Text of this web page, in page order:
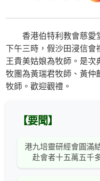
香港伯特利教會慈愛堂
下午三時，假沙田浸信
王貴美姑娘為牧師。是
牧團為黃瑞君牧師、黃仲
牧師。歡迎觀禮。
【要聞】
港九培靈研經會圓滿
赴會者十五萬五千